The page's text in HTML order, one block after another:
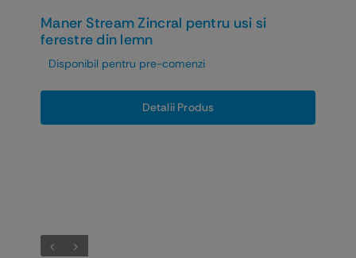
Maner Stream Zincral pentru usi si
ferestre din lemn
Disponibil pentru pre-comenzi
Detalii Produs